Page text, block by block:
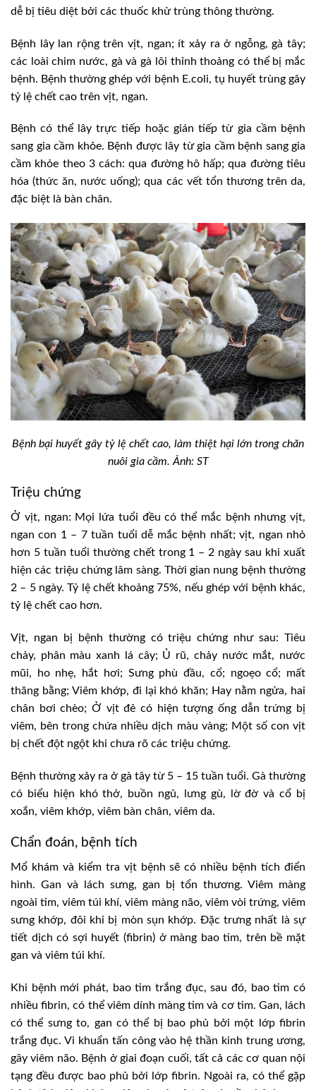
dễ bị tiêu diệt bởi các thuốc khử trùng thông thường.
Bệnh lây lan rộng trên vịt, ngan; ít xảy ra ở ngỗng, gà tây;
các loài chim nước, gà và gà lôi thỉnh thoảng có thể bị mắc
bệnh. Bệnh thường ghép với bệnh E.coli, tụ huyết trùng gây
tỷ lệ chết cao trên vịt, ngan.
Bệnh có thể lây trực tiếp hoặc gián tiếp từ gia cầm bệnh
sang gia cầm khỏe. Bệnh được lây từ gia cầm bệnh sang gia
cầm khỏe theo 3 cách: qua đường hô hấp; qua đường tiêu
hóa (thức ăn, nước uống); qua các vết tổn thương trên da,
đặc biệt là bàn chân.
Bệnh bại huyết gây tỷ lệ chết cao, làm thiệt hại lớn trong chăn
nuôi gia cầm. Ảnh: ST
Triệu chứng
Ở vịt, ngan: Mọi lứa tuổi đều có thể mắc bệnh nhưng vịt,
ngan con 1 – 7 tuần tuổi dễ mắc bệnh nhất; vịt, ngan nhỏ
hơn 5 tuần tuổi thường chết trong 1 – 2 ngày sau khi xuất
hiện các triệu chứng lâm sàng. Thời gian nung bệnh thường
2 – 5 ngày. Tỷ lệ chết khoảng 75%, nếu ghép với bệnh khác,
tỷ lệ chết cao hơn.
Vịt, ngan bị bệnh thường có triệu chứng như sau: Tiêu
chảy, phân màu xanh lá cây; Ủ rũ, chảy nước mắt, nước
mũi, ho nhẹ, hắt hơi; Sưng phù đầu, cổ; ngoẹo cổ; mất
thăng bằng; Viêm khớp, đi lại khó khăn; Hay nằm ngửa, hai
chân bơi chèo; Ở vịt đẻ có hiện tượng ống dẫn trứng bị
viêm, bên trong chứa nhiều dịch màu vàng; Một số con vịt
bị chết đột ngột khi chưa rõ các triệu chứng.
Bệnh thường xảy ra ở gà tây từ 5 – 15 tuần tuổi. Gà thường
có biểu hiện khó thở, buồn ngủ, lưng gù, lờ đờ và cổ bị
xoắn, viêm khớp, viêm bàn chân, viêm da.
Chẩn đoán, bệnh tích
Mổ khám và kiểm tra vịt bệnh sẽ có nhiều bệnh tích điển
hình. Gan và lách sưng, gan bị tổn thương. Viêm màng
ngoài tim, viêm túi khí, viêm màng não, viêm vòi trứng, viêm
sưng khớp, đôi khi bị mòn sụn khớp. Đặc trưng nhất là sự
tiết dịch có sợi huyết (fibrin) ở màng bao tim, trên bề mặt
gan và viêm túi khí.
Khi bệnh mới phát, bao tim trắng đục, sau đó, bao tim có
nhiều fibrin, có thể viêm dính màng tim và cơ tim. Gan, lách
có thể sưng to, gan có thể bị bao phủ bởi một lớp fibrin
trắng đục. Vi khuẩn tấn công vào hệ thần kinh trung ương,
gây viêm não. Bệnh ở giai đoạn cuối, tất cả các cơ quan nội
tạng đều được bao phủ bởi lớp fibrin. Ngoài ra, có thể gặp